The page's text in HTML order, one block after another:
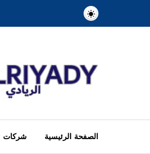
الصفحة الرئيسية شركات Home
» الابتكار في الأعمال